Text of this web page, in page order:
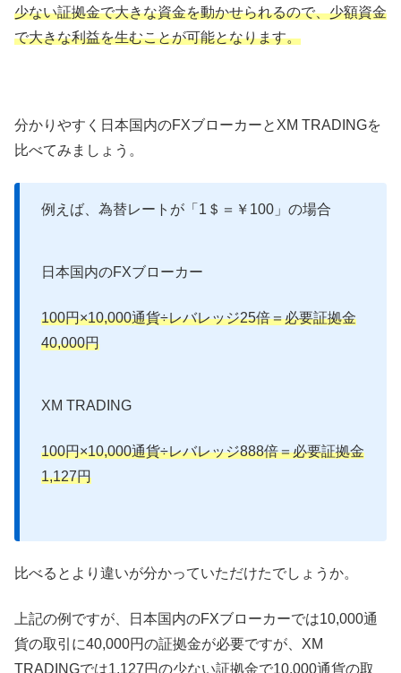
少ない証拠金で大きな資金を動かせられるので、少額資金
で大きな利益を生むことが可能となります。
分かりやすく日本国内のFXブローカーとXM TRADINGを
比べてみましょう。
例えば、為替レートが「1＄＝￥100」の場合
日本国内のFXブローカー
100円×10,000通貨÷レバレッジ25倍＝必要証拠金
40,000円
XM TRADING
100円×10,000通貨÷レバレッジ888倍＝必要証拠金
1,127円
比べるとより違いが分かっていただけたでしょうか。
上記の例ですが、日本国内のFXブローカーでは10,000通
貨の取引に40,000円の証拠金が必要ですが、XM
TRADINGでは1,127円の少ない証拠金で10,000通貨の取